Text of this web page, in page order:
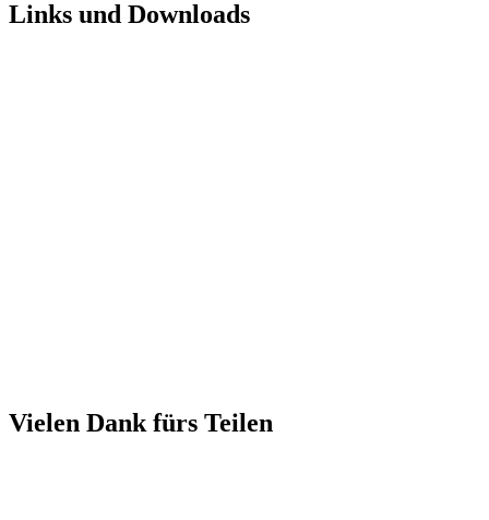
Links und Downloads
Vielen Dank fürs Teilen